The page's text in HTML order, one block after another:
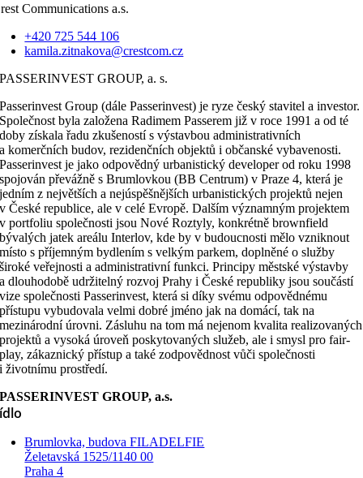
Communications a.s.
+420 725 544 106
kamila.zitnakova@crestcom.cz
PASSERINVEST GROUP, a. s.
Passerinvest Group (dále Passerinvest) je ryze český stavitel a investor.
Společnost byla založena Radimem Passerem již v roce 1991 a od té
doby získala řadu zkušeností s výstavbou administrativních
a komerčních budov, rezidenčních objektů i občanské vybavenosti.
Passerinvest je jako odpovědný urbanistický developer od roku 1998
spojován převážně s Brumlovkou (BB Centrum) v Praze 4, která je
jedním z největších a nejúspěšnějších urbanistických projektů nejen
v České republice, ale v celé Evropě. Dalším významným projektem
v portfoliu společnosti jsou Nové Roztyly, konkrétně brownfield
bývalých jatek areálu Interlov, kde by v budoucnosti mělo vzniknout
místo s příjemným bydlením s velkým parkem, doplněné o služby
široké veřejnosti a administrativní funkci. Principy městské výstavby
a dlouhodobě udržitelný rozvoj Prahy i České republiky jsou součástí
vize společnosti Passerinvest, která si díky svému odpovědnému
přístupu vybudovala velmi dobré jméno jak na domácí, tak na
mezinárodní úrovni. Zásluhu na tom má nejenom kvalita realizovaných
projektů a vysoká úroveň poskytovaných služeb, ale i smysl pro fair-
play, zákaznický přístup a také zodpovědnost vůči společnosti
i životnímu prostředí.
PASSERINVEST GROUP, a.s.
Brumlovka, budova FILADELFIE
Želetavská 1525/1140 00
Praha 4